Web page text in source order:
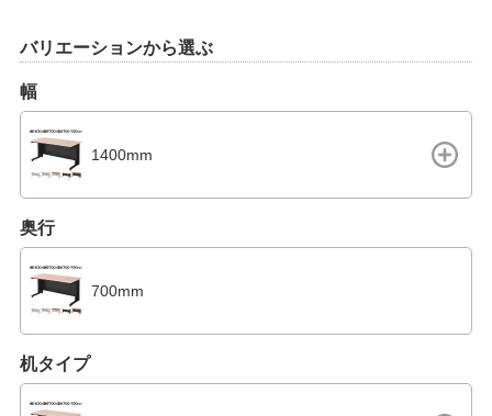
バリエーションから選ぶ
幅
1400mm
奥行
700mm
机タイプ